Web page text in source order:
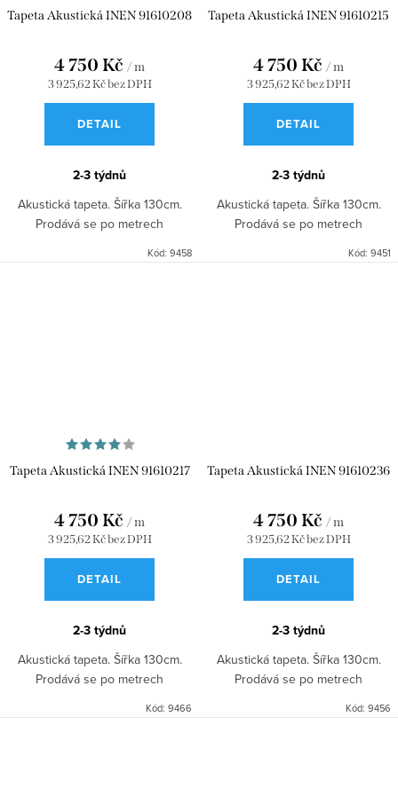
Tapeta Akustická INEN 91610208
3 925,62 Kč bez DPH
4 750 Kč / m
DETAIL
2-3 týdnů
Akustická tapeta. Šířka 130cm.
Prodává se po metrech
Kód: 9458
Tapeta Akustická INEN 91610215
3 925,62 Kč bez DPH
4 750 Kč / m
DETAIL
2-3 týdnů
Akustická tapeta. Šířka 130cm.
Prodává se po metrech
Kód: 9451
Tapeta Akustická INEN 91610217
3 925,62 Kč bez DPH
4 750 Kč / m
DETAIL
2-3 týdnů
Akustická tapeta. Šířka 130cm.
Prodává se po metrech
Kód: 9466
Tapeta Akustická INEN 91610236
3 925,62 Kč bez DPH
4 750 Kč / m
DETAIL
2-3 týdnů
Akustická tapeta. Šířka 130cm.
Prodává se po metrech
Kód: 9456